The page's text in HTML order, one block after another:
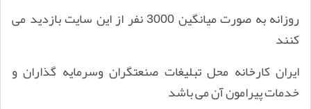
روزانه به صورت میانگین 3000 نفر از این سایت بازدید می
کنند
ایران کارخانه محل تبلیغات صنعتگران وسرمایه گذاران و
خدمات پیرامون آن می باشد